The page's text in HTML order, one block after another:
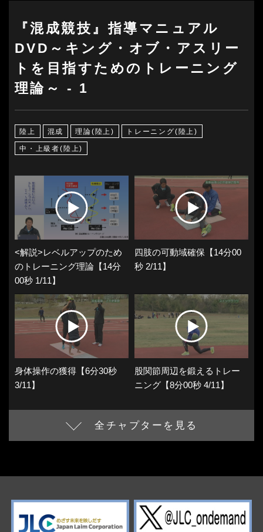
『混成競技』指導マニュアル
DVD～キング・オブ・アスリー
トを目指すためのトレーニング
理論～ - 1
陸上 混成 理論(陸上) トレーニング(陸上)
中・上級者(陸上)
<解説>レベルアップのため
のトレーニング理論【14分
00秒 1/11】
四肢の可動域確保【14分00
秒 2/11】
身体操作の獲得【6分30秒
3/11】
股関節周辺を鍛えるトレー
ニング【8分00秒 4/11】
全チャプターを見る